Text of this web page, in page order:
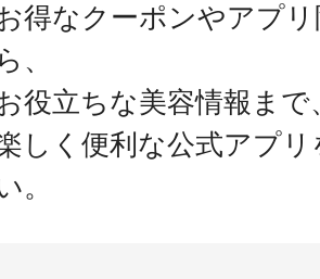
得なクーポンやアプ
ら、
役立ちな美容情報まで
しく便利な公式アプ
。